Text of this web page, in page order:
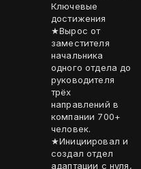
Ключевые
достижения
★Вырос от
заместителя
начальника
одного отдела до
руководителя
трёх
направлений в
компании 700+
человек.
★Инициировал и
создал отдел
адаптации с нуля,